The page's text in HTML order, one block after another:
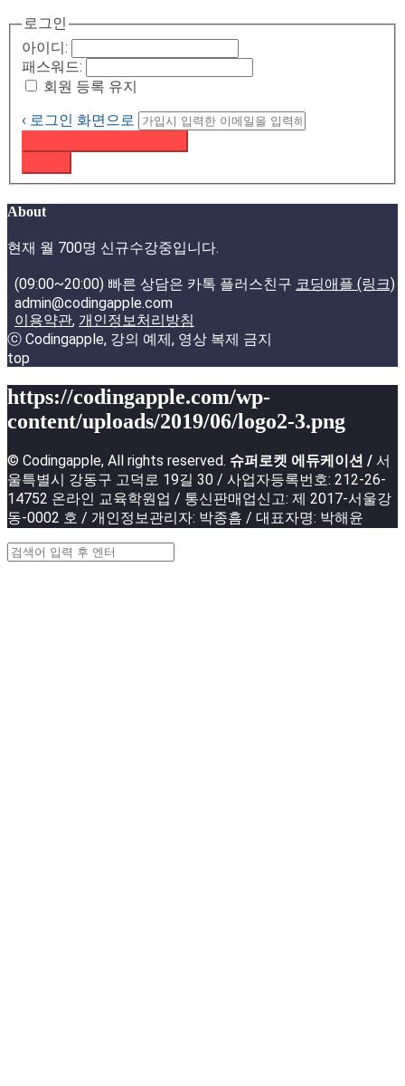
로그인
아이디:
패스워드:
회원 등록 유지
‹ 로그인 화면으로
About
현재 월 700명 신규수강중입니다.
(09:00~20:00) 빠른 상담은 카톡 플러스친구 코딩애플 (링크)
admin@codingapple.com
이용약관, 개인정보처리방침
ⓒ Codingapple, 강의 예제, 영상 복제 금지
top
https://codingapple.com/wp-
content/uploads/2019/06/logo2-3.png
© Codingapple, All rights reserved. 슈퍼로켓 에듀케이션 / 서
울특별시 강동구 고덕로 19길 30 / 사업자등록번호: 212-26-
14752 온라인 교육학원업 / 통신판매업신고: 제 2017-서울강
동-0002 호 / 개인정보관리자: 박종흠 / 대표자명: 박해윤